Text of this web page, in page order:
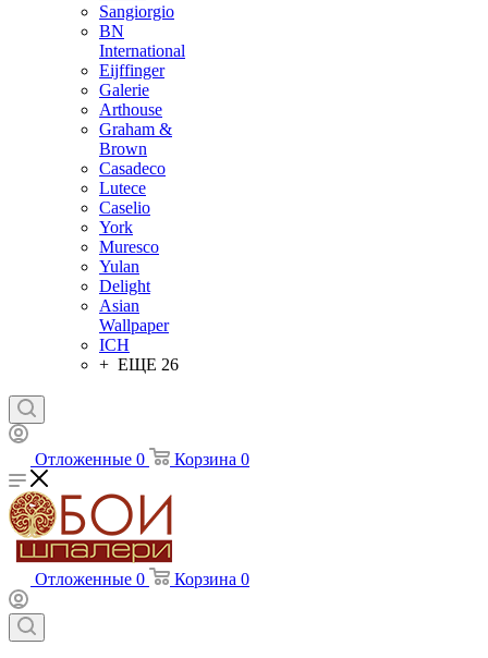
Sangiorgio
BN
International
Eijffinger
Galerie
Arthouse
Graham &
Brown
Casadeco
Lutece
Caselio
York
Muresco
Yulan
Delight
Asian
Wallpaper
ICH
+ ЕЩЕ 26
Отложенные 0 Корзина 0
Отложенные 0 Корзина 0